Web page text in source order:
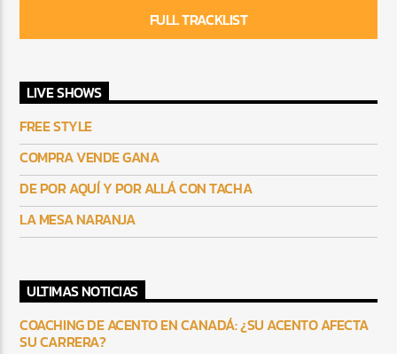
FULL TRACKLIST
LIVE SHOWS
FREE STYLE
COMPRA VENDE GANA
DE POR AQUÍ Y POR ALLÁ CON TACHA
LA MESA NARANJA
ULTIMAS NOTICIAS
COACHING DE ACENTO EN CANADÁ: ¿SU ACENTO AFECTA
SU CARRERA?